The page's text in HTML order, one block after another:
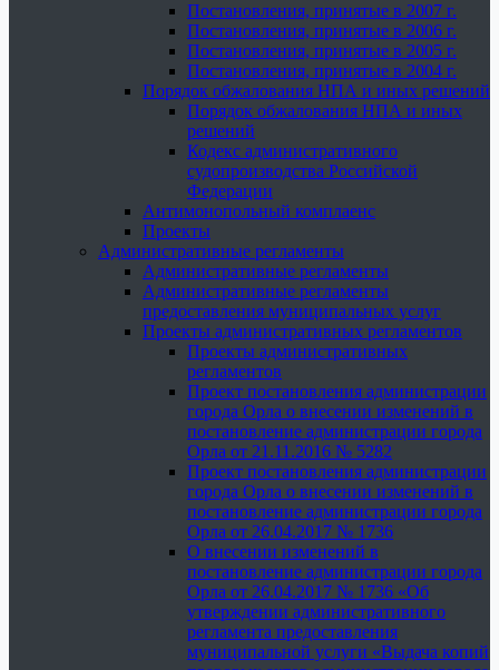
Постановления, принятые в 2007 г.
Постановления, принятые в 2006 г.
Постановления, принятые в 2005 г.
Постановления, принятые в 2004 г.
Порядок обжалования НПА и иных решений
Порядок обжалования НПА и иных
решений
Кодекс административного
судопроизводства Российской
Федерации
Антимонопольный комплаенс
Проекты
Административные регламенты
Административные регламенты
Административные регламенты
предоставления муниципальных услуг
Проекты административных регламентов
Проекты административных
регламентов
Проект постановления администрации
города Орла о внесении изменений в
постановление администрации города
Орла от 21.11.2016 № 5282
Проект постановления администрации
города Орла о внесении изменений в
постановление администрации города
Орла от 26.04.2017 № 1736
О внесении изменений в
постановление администрации города
Орла от 26.04.2017 № 1736 «Об
утверждении административного
регламента предоставления
муниципальной услуги «Выдача копий